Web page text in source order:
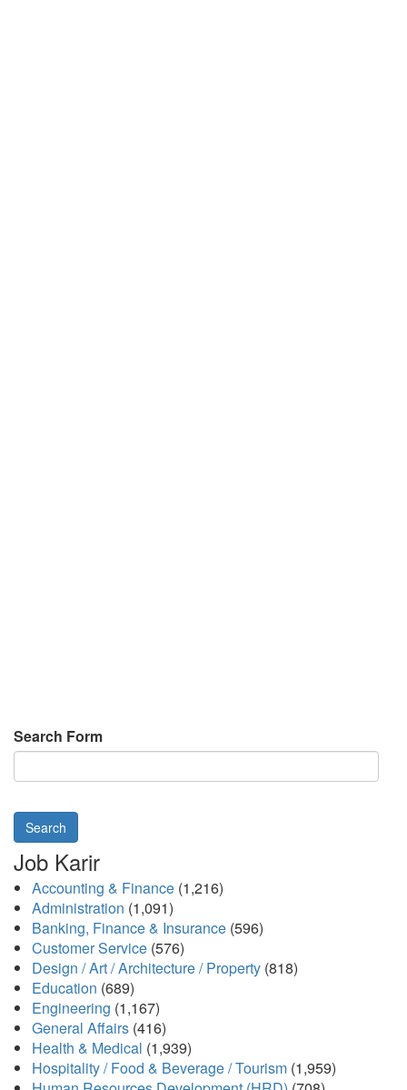
Search Form
Search
Job Karir
Accounting & Finance (1,216)
Administration (1,091)
Banking, Finance & Insurance (596)
Customer Service (576)
Design / Art / Architecture / Property (818)
Education (689)
Engineering (1,167)
General Affairs (416)
Health & Medical (1,939)
Hospitality / Food & Beverage / Tourism (1,959)